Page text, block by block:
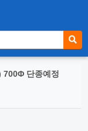
700Φ 단종예정